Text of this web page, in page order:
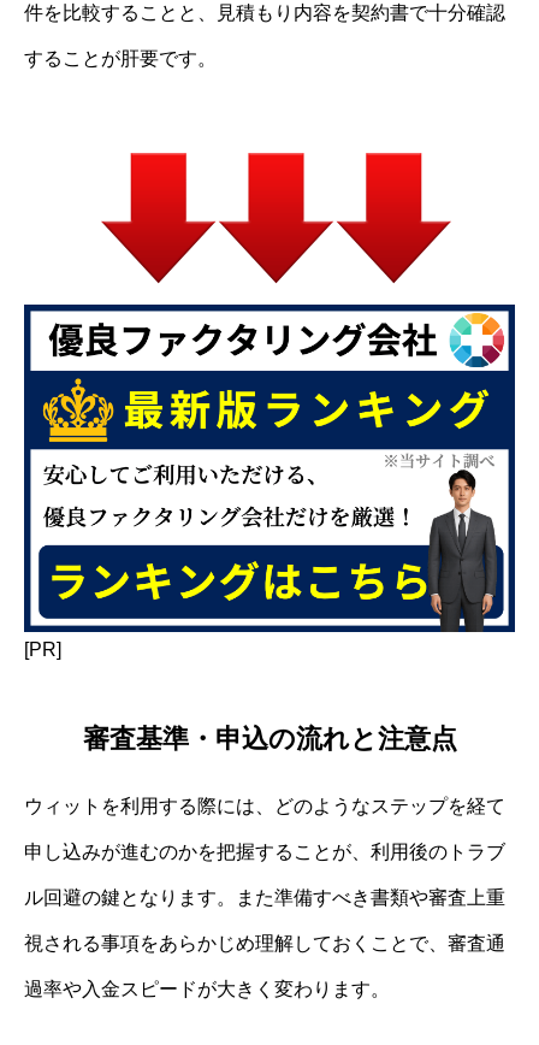
件を比較することと、見積もり内容を契約書で十分確認
することが肝要です。
[PR]
審査基準・申込の流れと注意点
ウィットを利用する際には、どのようなステップを経て
申し込みが進むのかを把握することが、利用後のトラブ
ル回避の鍵となります。また準備すべき書類や審査上重
視される事項をあらかじめ理解しておくことで、審査通
過率や入金スピードが大きく変わります。